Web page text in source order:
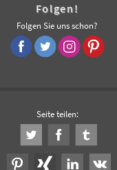
Folgen!
Folgen Sie uns schon?
Seite teilen: